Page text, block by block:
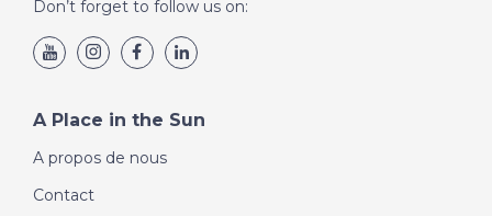
€272 500
Plus de Détails
Don’t forget to follow us on:
A Place in the Sun
A propos de nous
Contact